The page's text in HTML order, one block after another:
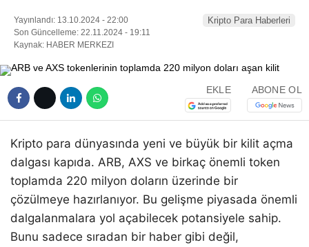
Yayınlandı: 13.10.2024 - 22:00
Son Güncelleme: 22.11.2024 - 19:11
Kaynak: HABER MERKEZI
Kripto Para Haberleri
EKLE ABONE OL
Kripto para dünyasında yeni ve büyük bir kilit açma
dalgası kapıda. ARB, AXS ve birkaç önemli token
toplamda 220 milyon doların üzerinde bir
çözülmeye hazırlanıyor. Bu gelişme piyasada önemli
dalgalanmalara yol açabilecek potansiyele sahip.
Bunu sadece sıradan bir haber gibi değil,